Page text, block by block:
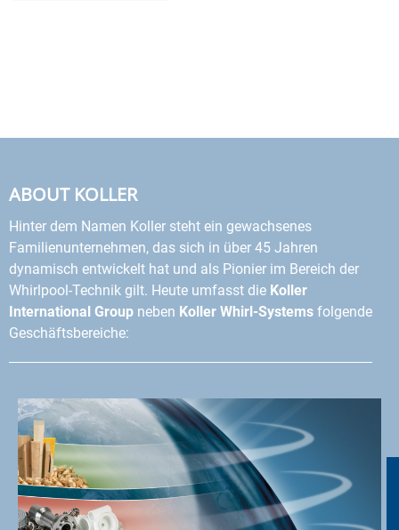
ABOUT KOLLER
Hinter dem Namen Koller steht ein gewachsenes
Familienunternehmen, das sich in über 45 Jahren
dynamisch entwickelt hat und als Pionier im Bereich der
Whirlpool-Technik gilt. Heute umfasst die Koller
International Group neben Koller Whirl-Systems folgende
Geschäftsbereiche: